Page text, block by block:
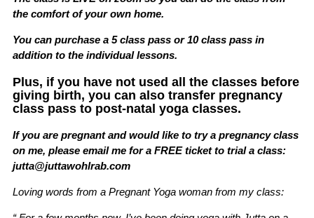
the comfort of your own home.
You can purchase a 5 class pass or 10 class pass in
addition to the individual lessons.
Plus, if you have not used all the classes before
giving birth, you can also transfer pregnancy
class pass to post-natal yoga classes.
If you are pregnant and would like to try a pregnancy class
on me, please email me for a FREE ticket to trial a class:
jutta@juttawohlrab.com
Loving words from a Pregnant Yoga woman from my class: